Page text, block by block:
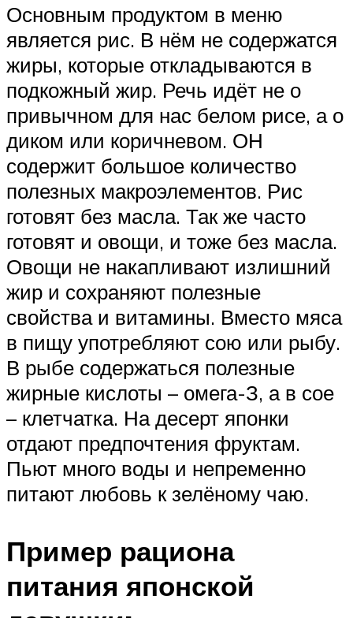
Основным продуктом в меню
является рис. В нём не содержатся
жиры, которые откладываются в
подкожный жир. Речь идёт не о
привычном для нас белом рисе, а о
диком или коричневом. ОН
содержит большое количество
полезных макроэлементов. Рис
готовят без масла. Так же часто
готовят и овощи, и тоже без масла.
Овощи не накапливают излишний
жир и сохраняют полезные
свойства и витамины. Вместо мяса
в пищу употребляют сою или рыбу.
В рыбе содержаться полезные
жирные кислоты – омега-З, а в сое
– клетчатка. На десерт японки
отдают предпочтения фруктам.
Пьют много воды и непременно
питают любовь к зелёному чаю.
Пример рациона
питания японской